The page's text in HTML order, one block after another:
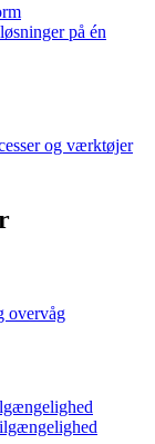
på én
og værktøjer
overvåg